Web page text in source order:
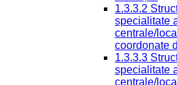
1.3.3.2
specialitate
centrale/
coordonate
1.3.3.3
specialitate
centrale/